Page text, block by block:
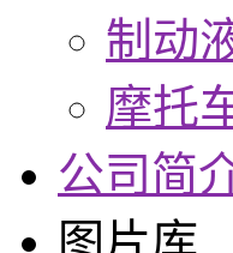
制动
摩托
公司简
图片库